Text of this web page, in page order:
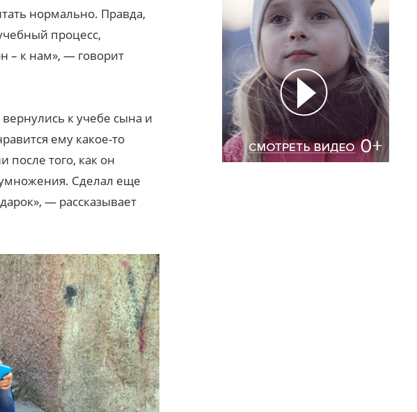
нормально. Правда,
процесс,
– к нам», — говорит
к учебе сына и
ему какое-то
после того, как он
Сделал еще
— рассказывает